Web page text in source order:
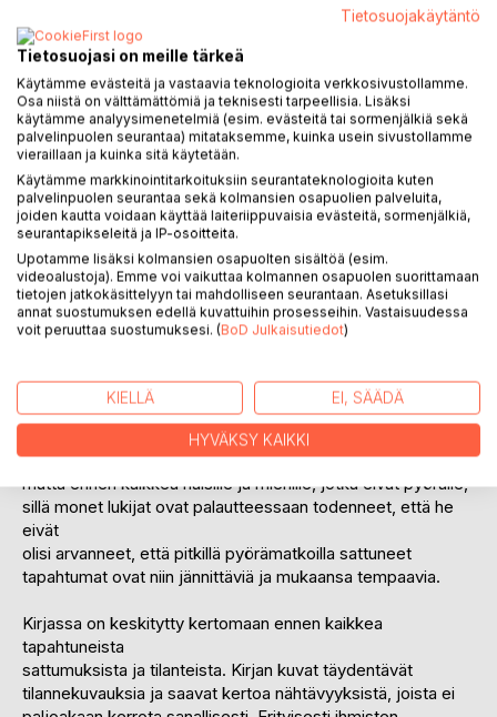
camping, nähtävyydet, huumori, tapahtumiin liittyvät
valokuvat,
yli 30:n vuoden aikaperspektiivi.
Pyörälenkkien käännepisteet vuosina 1988-2018 ovat olleet
aikajärjestyksessä:
Italia ja Monaco, Budapest, Espanjan Pamplona ja
Santander, Praha Ruotsin ja Norjan kautta, Ranskan
Bretagne,
Englanti ja Irlanti, Kroatia, Italian Cairo Montenotte, Norjan
Mo-i-Rana, Ruotsi ja Saksa, Lappeenranta ja Kajaani,
Italian Milano ja Torino, Espanja, Berliini, Rooma, Saksan
ympäriajo, Pohjanmaa, Saksan Schwäbisch Hall, Hampuri
Ruotsin kautta, Lyypekki Ruotsin kautta, Lappeenranta ja
Kaustinen, Norjan Nordkapp, Rovaniemi, Milano (Mallorca),
Nancy,
Nizza ja Sotkamo, Saksan Rügen, Itävalta ja Kittilä.
Kirja on tarkoitettu naisille ja miehille, jotka pyöräilevät,
mutta ennen kaikkea naisille ja miehille, jotka eivät pyöräile,
sillä monet lukijat ovat palautteessaan todenneet, että he
eivät
olisi arvanneet, että pitkillä pyörämatkoilla sattuneet
tapahtumat ovat niin jännittäviä ja mukaansa tempaavia.
Kirjassa on keskitytty kertomaan ennen kaikkea
tapahtuneista
sattumuksista ja tilanteista. Kirjan kuvat täydentävät
tilannekuvauksia ja saavat kertoa nähtävyyksistä, joista ei
Tietosuojakäytäntö
Tietosuojasi on meille tärkeä
Käytämme evästeitä ja vastaavia teknologioita verkkosivustollamme.
Osa niistä on välttämättömiä ja teknisesti tarpeellisia. Lisäksi
käytämme analyysimenetelmiä (esim. evästeitä tai sormenjälkiä sekä
palvelinpuolen seurantaa) mitataksemme, kuinka usein sivustollamme
vieraillaan ja kuinka sitä käytetään.
Käytämme markkinointitarkoituksiin seurantateknologioita kuten
palvelinpuolen seurantaa sekä kolmansien osapuolien palveluita,
joiden kautta voidaan käyttää laiteriippuvaisia evästeitä, sormenjälkiä,
seurantapikseleitä ja IP-osoitteita.
Upotamme lisäksi kolmansien osapuolten sisältöä (esim.
videoalustoja). Emme voi vaikuttaa kolmannen osapuolen suorittamaan
tietojen jatkokäsittelyyn tai mahdolliseen seurantaan. Asetuksillasi
annat suostumuksen edellä kuvattuihin prosesseihin. Vastaisuudessa
voit peruuttaa suostumuksesi. (BoD Julkaisutiedot)
KIELLÄ EI, SÄÄDÄ
HYVÄKSY KAIKKI